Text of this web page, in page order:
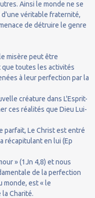
Ainsi le monde ne se
d'une véritable fraternité,
de détruire le genre
misère peut être
toutes les activités
à leur perfection par la
créature dans L'Esprit-
ces réalités que Dieu Lui-
parfait, Le Christ est entré
récapitulant en lui (Ep
» (1Jn 4,8) et nous
de la perfection
monde, est « le
la Charité.